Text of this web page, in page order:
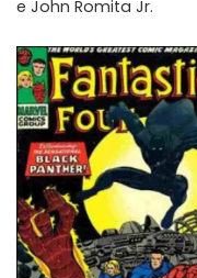
e John Romita Jr.